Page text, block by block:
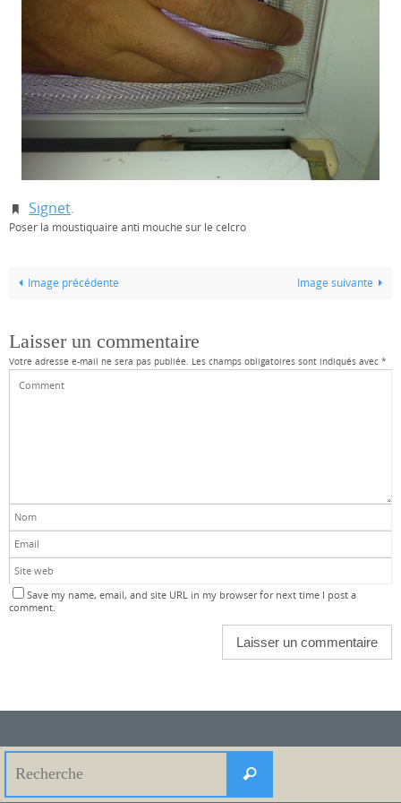
Signet.
Poser la moustiquaire anti mouche sur le celcro
Image précédente Image suivante
Laisser un commentaire
Votre adresse e-mail ne sera pas publiée. Les champs obligatoires sont indiqués avec *
Save my name, email, and site URL in my browser for next time I post a
comment.
Recherche